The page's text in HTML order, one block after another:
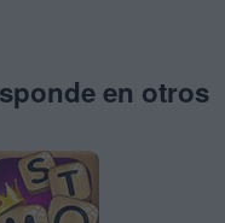
en otros